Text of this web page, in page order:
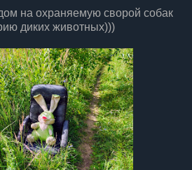
на охраняемую сворой собак
диких животных)))